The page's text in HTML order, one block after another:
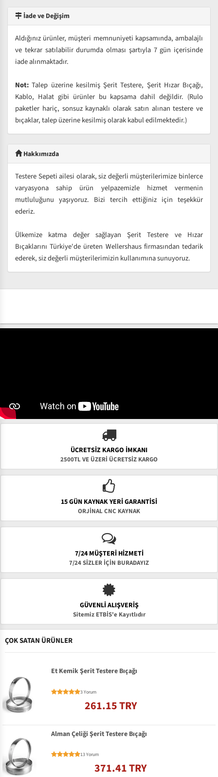
İade ve Değişim
Aldığınız ürünler, müşteri memnuniyeti kapsamında, ambalajlı
ve tekrar satılabilir durumda olması şartıyla 7 gün içerisinde
iade alınmaktadır.
Not: Talep üzerine kesilmiş Şerit Testere, Şerit Hızar Bıçağı,
Kablo, Halat gibi ürünler bu kapsama dahil değildir. (Rulo
paketler hariç, sonsuz kaynaklı olarak satın alınan testere ve
bıçaklar, talep üzerine kesilmiş olarak kabul edilmektedir.)
Hakkımızda
Testere Sepeti ailesi olarak, siz değerli müşterilerimize binlerce
varyasyona sahip ürün yelpazemizle hizmet vermenin
mutluluğunu yaşıyoruz. Bizi tercih ettiğiniz için teşekkür
ederiz.
Ülkemize katma değer sağlayan Şerit Testere ve Hızar
Bıçaklarını Türkiye'de üreten Wellershaus firmasından tedarik
ederek, siz değerli müşterilerimizin kullanımına sunuyoruz.
ÜCRETSIZ KARGO İMKANI
2500TL VE ÜZERİ ÜCRETSİZ KARGO
15 GÜN KAYNAK YERI GARANTISI
ORJİNAL CNC KAYNAK
7/24 MÜŞTERİ HİZMETİ
7/24 SİZLER İÇİN BURADAYIZ
GÜVENLI ALIŞVERIŞ
Sitemiz ETBİS'e Kayıtlıdır
ÇOK SATAN ÜRÜNLER
Et Kemik Şerit Testere Bıçağı
3 Yorum
261.15 TRY
Alman Çeliği Şerit Testere Bıçağı
13 Yorum
371.41 TRY